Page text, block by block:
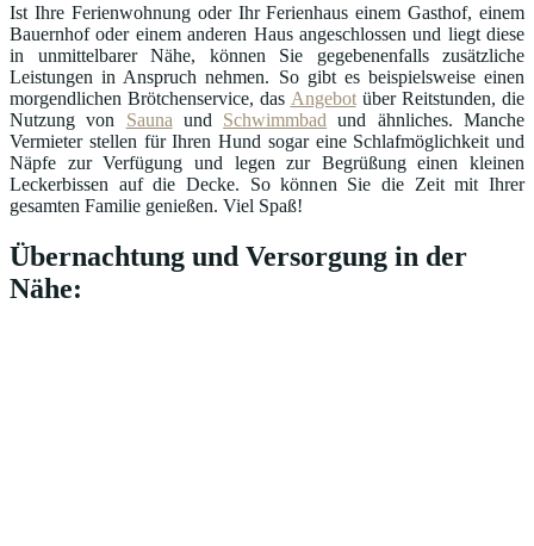
Ist Ihre Ferienwohnung oder Ihr Ferienhaus einem Gasthof, einem
Bauernhof oder einem anderen Haus angeschlossen und liegt diese
in unmittelbarer Nähe, können Sie gegebenenfalls zusätzliche
Leistungen in Anspruch nehmen. So gibt es beispielsweise einen
morgendlichen Brötchenservice, das Angebotüber Reitstunden, die
Nutzung von Sauna und Schwimmbad und ähnliches. Manche
Vermieter stellen für Ihren Hund sogar eine Schlafmöglichkeit und
Näpfe zur Verfügung und legen zur Begrüßung einen kleinen
Leckerbissen auf die Decke. So können Sie die Zeit mit Ihrer
gesamten Familie genießen. Viel Spaß!
Übernachtung und Versorgung in der
Nähe: